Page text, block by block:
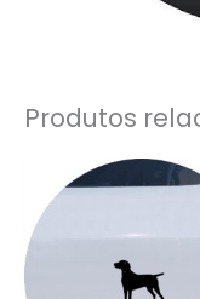
Produtos